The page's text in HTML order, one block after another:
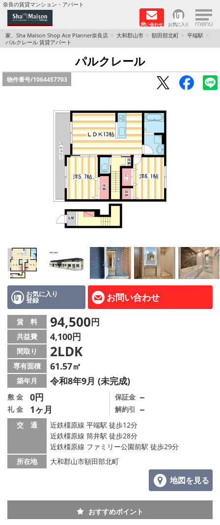
奈良の賃貸マンション・アパート
問い合わせ お気に入り ×
TOPページ
Foreigners welcome！
店長のおすすめ物件
積水ハウス Sha Maison 特集 (奈良北部、木津川
積水ハウス Sha Maison 特集 (奈良南部)
AcePlanner公式ライン
SNS
スタッフ紹介
リフォーム のことなら！
オーナー様へ
住宅型有料老人 Ｆｌｅｕｒａｇｅ
店舗情報·アクセス
会社概要
メールでお問い合わせ
家、Sha Maison Shop Ace Planner奈良店 大和郡山市 額田部北町
平端駅
パルクレール 賃貸アパート
パルクレール
物件番号/1064457703
お気に入り
登録 お問い合わせ
賃 料 94,500円
共益費 4,100円
間取り 2LDK
専有面積 61.57㎡
築年月 令和8年9月 (未完成)
敷 金 0円
礼 金 1ヶ月
保証金 －
解約引 －
交 通
近鉄橿原線 平端駅 徒歩12分
近鉄橿原線 筒井駅 徒歩28分
近鉄橿原線 ファミリー公園前駅 徒歩29分
所在地
大和郡山市額田部北町
地図を見る
おすすめポイント